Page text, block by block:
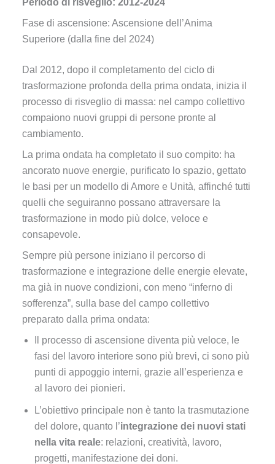
Fase di ascensione: Ascensione dell’Anima
Superiore (dalla fine del 2024)
Dal 2012, dopo il completamento del ciclo di
trasformazione profonda della prima ondata, inizia il
processo di risveglio di massa: nel campo collettivo
compaiono nuovi gruppi di persone pronte al
cambiamento.
La prima ondata ha completato il suo compito: ha
ancorato nuove energie, purificato lo spazio, gettato
le basi per un modello di Amore e Unità, affinché tutti
quelli che seguiranno possano attraversare la
trasformazione in modo più dolce, veloce e
consapevole.
Sempre più persone iniziano il percorso di
trasformazione e integrazione delle energie elevate,
ma già in nuove condizioni, con meno “inferno di
sofferenza”, sulla base del campo collettivo
preparato dalla prima ondata:
Il processo di ascensione diventa più veloce, le
fasi del lavoro interiore sono più brevi, ci sono più
punti di appoggio interni, grazie all’esperienza e
al lavoro dei pionieri.
L’obiettivo principale non è tanto la trasmutazione
del dolore, quanto l’integrazione dei nuovi stati
nella vita reale: relazioni, creatività, lavoro,
progetti, manifestazione dei doni.